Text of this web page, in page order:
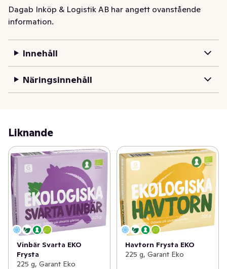
ibland även KRAV-märkt. Vårt sortiment fylls hela tiden
på med fler EKO-varor.
Dagab Inköp & Logistik AB har angett ovanstående
information.
Innehåll
Näringsinnehåll
Liknande
Vinbär Svarta EKO
Frysta
225 g, Garant Eko
Havtorn Frysta EKO
225 g, Garant Eko